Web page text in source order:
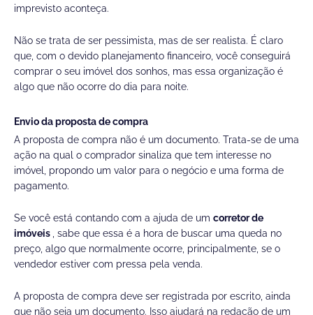
imprevisto aconteça.
Não se trata de ser pessimista, mas de ser realista. É claro
que, com o devido planejamento financeiro, você conseguirá
comprar o seu imóvel dos sonhos, mas essa organização é
algo que não ocorre do dia para noite.
Envio da proposta de compra
A proposta de compra não é um documento. Trata-se de uma
ação na qual o comprador sinaliza que tem interesse no
imóvel, propondo um valor para o negócio e uma forma de
pagamento.
Se você está contando com a ajuda de um corretor de
imóveis
, sabe que essa é a hora de buscar uma queda no
preço, algo que normalmente ocorre, principalmente, se o
vendedor estiver com pressa pela venda.
A proposta de compra deve ser registrada por escrito, ainda
que não seja um documento. Isso ajudará na redação de um